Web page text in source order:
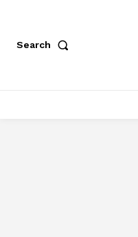
Search